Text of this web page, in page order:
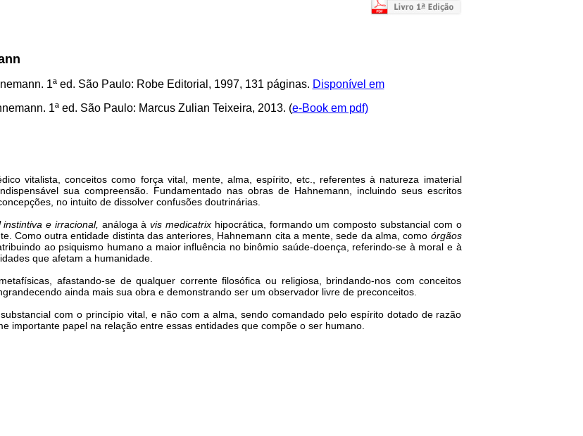
1ª ed. São Paulo: Robe Editorial, 1997, 131 páginas. Disponível em
1ª ed. São Paulo: Marcus Zulian Teixeira, 2013. (e-Book em pdf)
vitalista, conceitos como força vital, mente, alma, espírito, etc., referentes à natureza imaterial
sua compreensão. Fundamentado nas obras de Hahnemann, incluindo seus escritos
no intuito de dissolver confusões doutrinárias.
instintiva e irracional, análoga àvis medicatrix hipocrática, formando um composto substancial com o
Como outra entidade distinta das anteriores, Hahnemann cita a mente, sede da alma, como órgãos
atribuindo ao psiquismo humano a maior influência no binômio saúde-doença, referindo-se à moral e à
que afetam a humanidade.
afastando-se de qualquer corrente filosófica ou religiosa, brindando-nos com conceitos
ainda mais sua obra e demonstrando ser um observador livre de preconceitos.
com o princípio vital, e não com a alma, sendo comandado pelo espírito dotado de razão
importante papel na relação entre essas entidades que compõe o ser humano.